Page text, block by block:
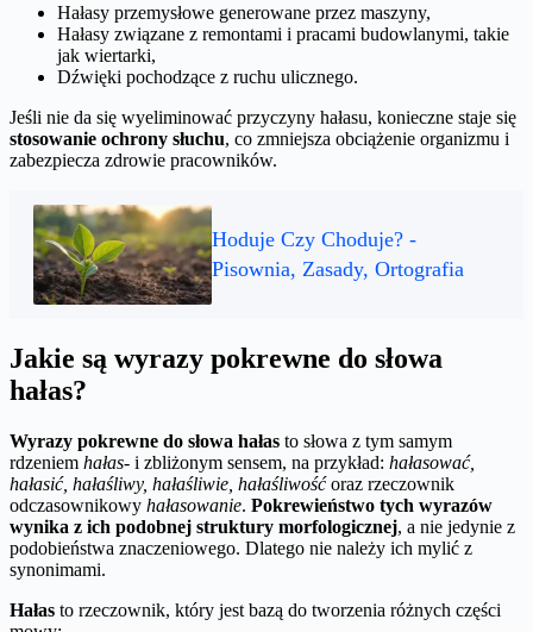
Hałasy przemysłowe generowane przez maszyny,
Hałasy związane z remontami i pracami budowlanymi, takie
jak wiertarki,
Dźwięki pochodzące z ruchu ulicznego.
Jeśli nie da się wyeliminować przyczyny hałasu, konieczne staje się
stosowanie ochrony słuchu, co zmniejsza obciążenie organizmu i
zabezpiecza zdrowie pracowników.
Hoduje Czy Choduje? -
Pisownia, Zasady, Ortografia
Jakie są wyrazy pokrewne do słowa
hałas?
Wyrazy pokrewne do słowa hałas to słowa z tym samym
rdzeniem hałas- i zbliżonym sensem, na przykład: hałasować,
hałasić, hałaśliwy, hałaśliwie, hałaśliwośćoraz rzeczownik
odczasownikowy hałasowanie. Pokrewieństwo tych wyrazów
wynika z ich podobnej struktury morfologicznej, a nie jedynie z
podobieństwa znaczeniowego. Dlatego nie należy ich mylić z
synonimami.
Hałas to rzeczownik, który jest bazą do tworzenia różnych części